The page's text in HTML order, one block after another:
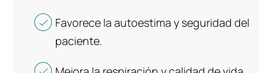
Favorece la autoestima y seguridad del
paciente.